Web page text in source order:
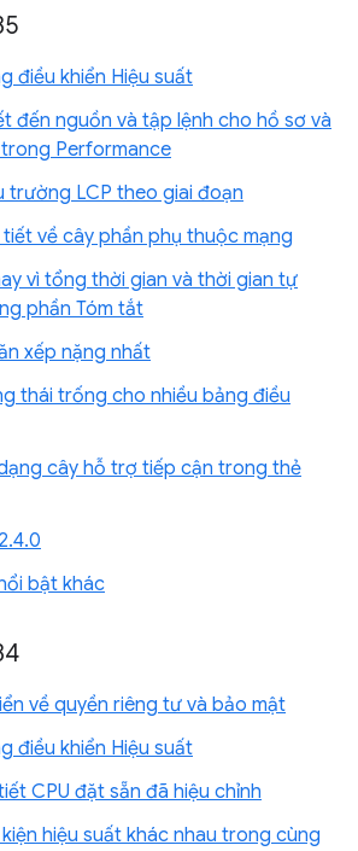
điều khiển Hiệu suất
đến nguồn và tập lệnh cho hồ sơ và
Performance
trường LCP theo giai đoạn
về cây phần phụ thuộc mạng
vì tổng thời gian và thời gian tự
phần Tóm tắt
xếp nặng nhất
thái trống cho nhiều bảng điều
cây hỗ trợ tiếp cận trong thẻ
bật khác
về quyền riêng tư và bảo mật
điều khiển Hiệu suất
CPU đặt sẵn đã hiệu chỉnh
hiệu suất khác nhau trong cùng